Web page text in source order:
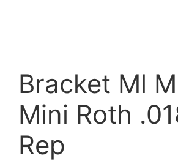
Bracket Ml
Mini Roth
Rep